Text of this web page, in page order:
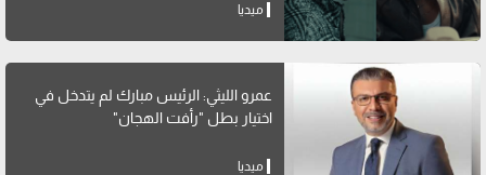
ميديا
عمرو الليثي: الرئيس مبارك لم يتدخل في
اختيار بطل "رأفت الهجان"
ميديا